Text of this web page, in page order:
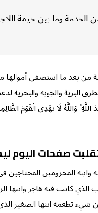
وما بين خيمة
من بعد ما استصفى
والجوية والبحرية
وَاللَّهُ لَا يَهْدِي الْقَوْمَ
صفحات اليوم
وابنه المحرومين
كانت فيه هاجر وابنها
شيء تطعمه ابنها الصغير